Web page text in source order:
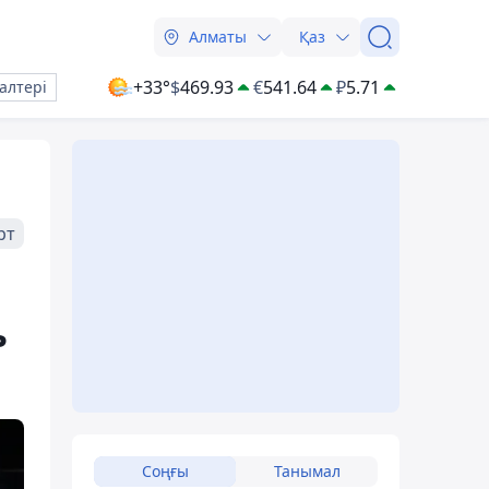
Алматы Қаз
+33°$469.93 €541.64 ₽5.71
Соңғы Танымал